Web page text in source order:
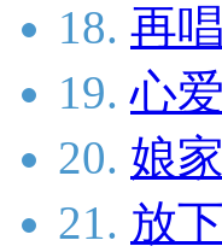
18. 再
19. 心
20. 娘
21. 放下